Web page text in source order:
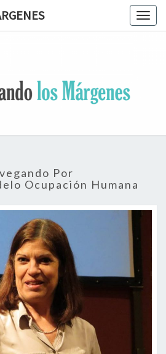
Terapia
Ocupacional
Por
Ocupación Humana